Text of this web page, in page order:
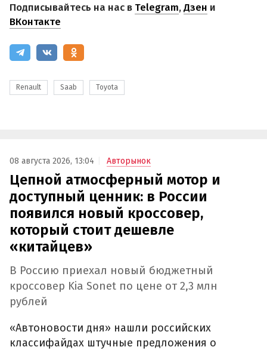
Подписывайтесь на нас в Telegram,Дзен и
ВКонтакте
Renault Saab Toyota
08 августа 2026, 13:04 Авторынок
Цепной атмосферный мотор и
доступный ценник: в России
появился новый кроссовер,
который стоит дешевле
«китайцев»
В Россию приехал новый бюджетный
кроссовер Kia Sonet по цене от 2,3 млн
рублей
«Автоновости дня» нашли российских
классифайдах штучные предложения о